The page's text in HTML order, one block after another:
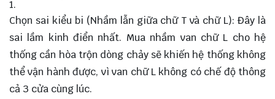
Chọn sai kiểu bi (Nhầm lẫn giữa chữ T và chữ L): Đây là
sai lầm kinh điển nhất. Mua nhầm van chữ L cho hệ
thống cần hòa trộn dòng chảy sẽ khiến hệ thống không
thể vận hành được, vì van chữ L không có chế độ thông
cả 3 cửa cùng lúc.